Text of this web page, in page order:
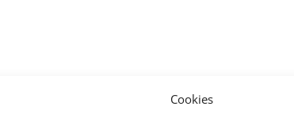
Cookies